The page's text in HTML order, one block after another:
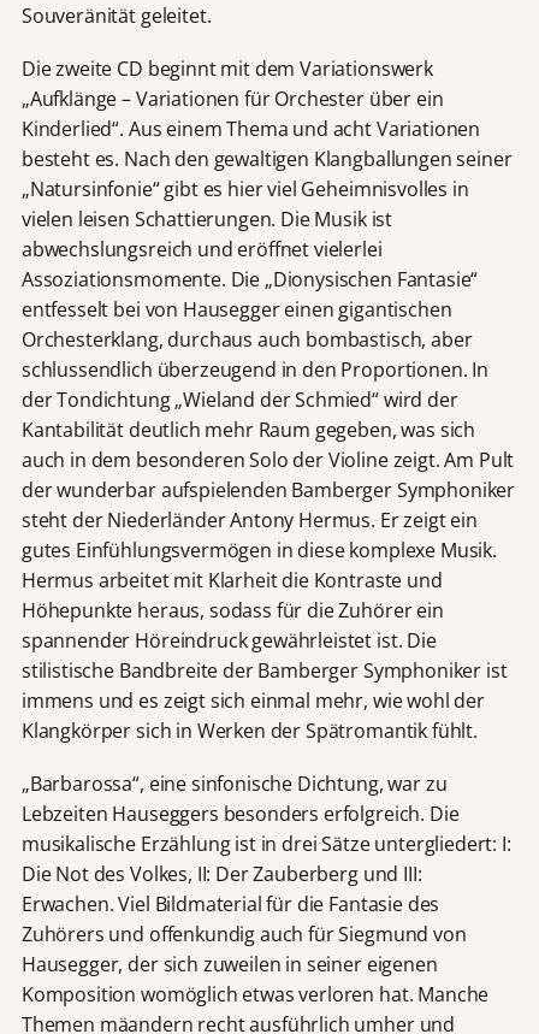
Souveränität geleitet.
Die zweite CD beginnt mit dem Variationswerk
„Aufklänge – Variationen für Orchester über ein
Kinderlied“. Aus einem Thema und acht Variationen
besteht es. Nach den gewaltigen Klangballungen seiner
„Natursinfonie“ gibt es hier viel Geheimnisvolles in
vielen leisen Schattierungen. Die Musik ist
abwechslungsreich und eröffnet vielerlei
Assoziationsmomente. Die „Dionysischen Fantasie“
entfesselt bei von Hausegger einen gigantischen
Orchesterklang, durchaus auch bombastisch, aber
schlussendlich überzeugend in den Proportionen. In
der Tondichtung „Wieland der Schmied“ wird der
Kantabilität deutlich mehr Raum gegeben, was sich
auch in dem besonderen Solo der Violine zeigt. Am Pult
der wunderbar aufspielenden Bamberger Symphoniker
steht der Niederländer Antony Hermus. Er zeigt ein
gutes Einfühlungsvermögen in diese komplexe Musik.
Hermus arbeitet mit Klarheit die Kontraste und
Höhepunkte heraus, sodass für die Zuhörer ein
spannender Höreindruck gewährleistet ist. Die
stilistische Bandbreite der Bamberger Symphoniker ist
immens und es zeigt sich einmal mehr, wie wohl der
Klangkörper sich in Werken der Spätromantik fühlt.
„Barbarossa“, eine sinfonische Dichtung, war zu
Lebzeiten Hauseggers besonders erfolgreich. Die
musikalische Erzählung ist in drei Sätze untergliedert: I:
Die Not des Volkes, II: Der Zauberberg und III:
Erwachen. Viel Bildmaterial für die Fantasie des
Zuhörers und offenkundig auch für Siegmund von
Hausegger, der sich zuweilen in seiner eigenen
Komposition womöglich etwas verloren hat. Manche
Themen mäandern recht ausführlich umher und